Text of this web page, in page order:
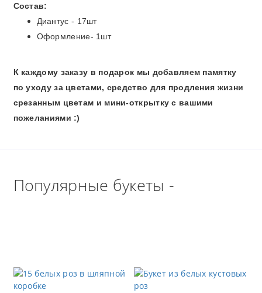
Состав:
Диантус - 17шт
Оформление- 1шт
К каждому заказу в подарок мы добавляем памятку
по уходу за цветами, средство для продления жизни
срезанным цветам и мини-открытку с вашими
пожеланиями :)
Популярные букеты -